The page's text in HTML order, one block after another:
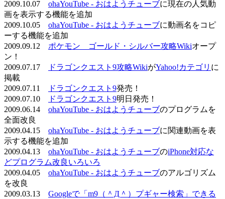
2009.10.07 ohaYouTube - おはようチューブに現在の人気動
画を表示する機能を追加
2009.10.05 ohaYouTube - おはようチューブに動画名をコピ
ーする機能を追加
2009.09.12 ポケモン ゴールド・シルバー攻略Wikiオープ
ン！
2009.07.17
ドラゴンクエスト9攻略WikiがYahoo!カテゴリ に
掲載
2009.07.11
ドラゴンクエスト9発売！
2009.07.10
ドラゴンクエスト9明日発売！
2009.06.14 ohaYouTube - おはようチューブのプログラムを
全面改良
2009.04.15 ohaYouTube - おはようチューブに関連動画を表
示する機能を追加
2009.04.13 ohaYouTube - おはようチューブのiPhone対応な
どプログラム改良いろいろ
2009.04.05 ohaYouTube - おはようチューブのアルゴリズム
を改良
2009.03.13 Googleで「m9（＾Д＾）プギャー検索」できる